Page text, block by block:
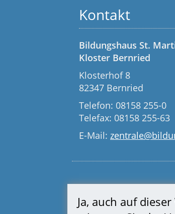
Ja, auch auf
Kontakt
Bildungshaus St.
Kloster Bernried
Klosterhof 8
82347 Bernried
Telefon: 08158 255-0
Telefax: 08158 255-63
E-Mail: